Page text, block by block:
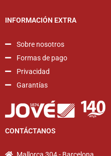
INFORMACIÓN EXTRA
Sobre nosotros
Formas de pago
Privacidad
Garantías
CONTÁCTANOS